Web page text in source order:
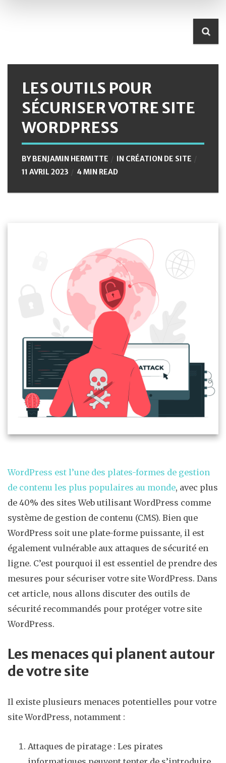
LES OUTILS POUR
SÉCURISER VOTRE SITE
WORDPRESS
BYBENJAMIN HERMITTE IN CRÉATION DE SITE
11 AVRIL 2023
4 MIN READ
WordPress est l’une des plates-formes de gestion
de contenu les plus populaires au monde, avec plus
de 40% des sites Web utilisant WordPress comme
système de gestion de contenu (CMS). Bien que
WordPress soit une plate-forme puissante, il est
également vulnérable aux attaques de sécurité en
ligne. C’est pourquoi il est essentiel de prendre des
mesures pour sécuriser votre site WordPress. Dans
cet article, nous allons discuter des outils de
sécurité recommandés pour protéger votre site
WordPress.
Les menaces qui planent autour
de votre site
Il existe plusieurs menaces potentielles pour votre
site WordPress, notamment :
Attaques de piratage : Les pirates